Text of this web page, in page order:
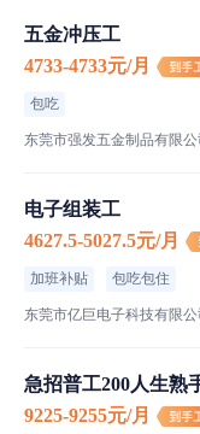
五金冲压工
4733-4733元/月
包吃
东莞市强发五金制品有限公
电子组装工
4627.5-5027.5元/月
加班补贴 包吃包住
东莞市亿巨电子科技有限公
急招普工200人生熟
9225-9255元/月